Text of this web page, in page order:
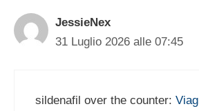
JessieNex
31 Luglio 2026 alle 07:45
sildenafil over the counter: